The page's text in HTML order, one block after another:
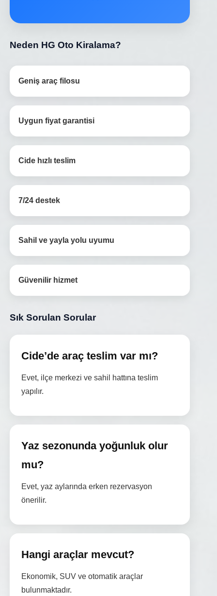
Neden HG Oto Kiralama?
Geniş araç filosu
Uygun fiyat garantisi
Cide hızlı teslim
7/24 destek
Sahil ve yayla yolu uyumu
Güvenilir hizmet
Sık Sorulan Sorular
Cide’de araç teslim var mı?
Evet, ilçe merkezi ve sahil hattına teslim
yapılır.
Yaz sezonunda yoğunluk olur
mu?
Evet, yaz aylarında erken rezervasyon
önerilir.
Hangi araçlar mevcut?
Ekonomik, SUV ve otomatik araçlar
bulunmaktadır.